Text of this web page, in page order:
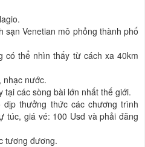
sạn Venetian mô phỏng thành phố
có thể nhìn thấy từ cách xa 40km
nhạc nước.
các sòng bài lớn nhất thế giới.
thưởng thức các chương trình
túc, giá vé: 100 Usd và phải đăng
tương đương.